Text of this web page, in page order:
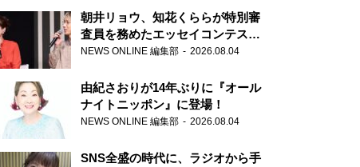
朝井リョウ、知花くららが特別審
査員を務めたエッセイコンテスト
の特別番組「#いまあなたに伝え
NEWS ONLINE 編集部 2026.08.04
由紀さおりが14年ぶりに『オール
ナイトニッポン』に登場！
NEWS ONLINE 編集部 2026.08.04
SNS全盛の時代に、ラジオから手